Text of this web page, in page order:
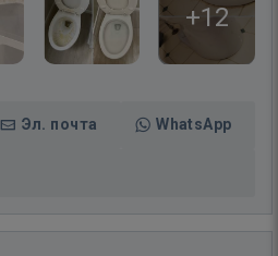
+12
Эл. почта WhatsApp